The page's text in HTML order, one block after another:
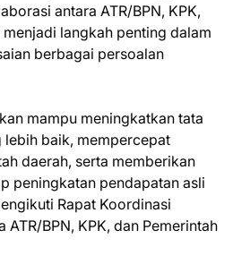
antara ATR/BPN, KPK,
langkah penting dalam
berbagai persoalan
mampu meningkatkan tata
lebih baik, mempercepat
daerah, serta memberikan
peningkatan pendapatan asli
Rapat Koordinasi
ATR/BPN, KPK, dan Pemerintah